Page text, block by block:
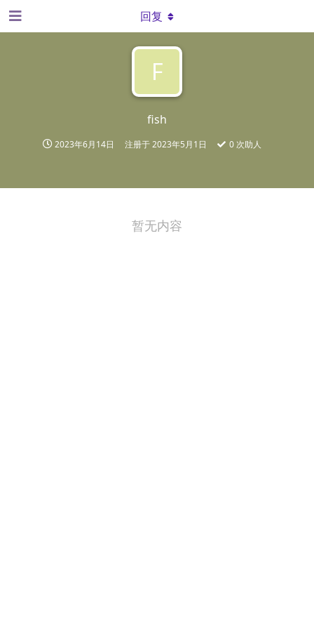
F
fish
2023年6月14日 注册于2023年5月1日 0次助人
回复
暂无内容